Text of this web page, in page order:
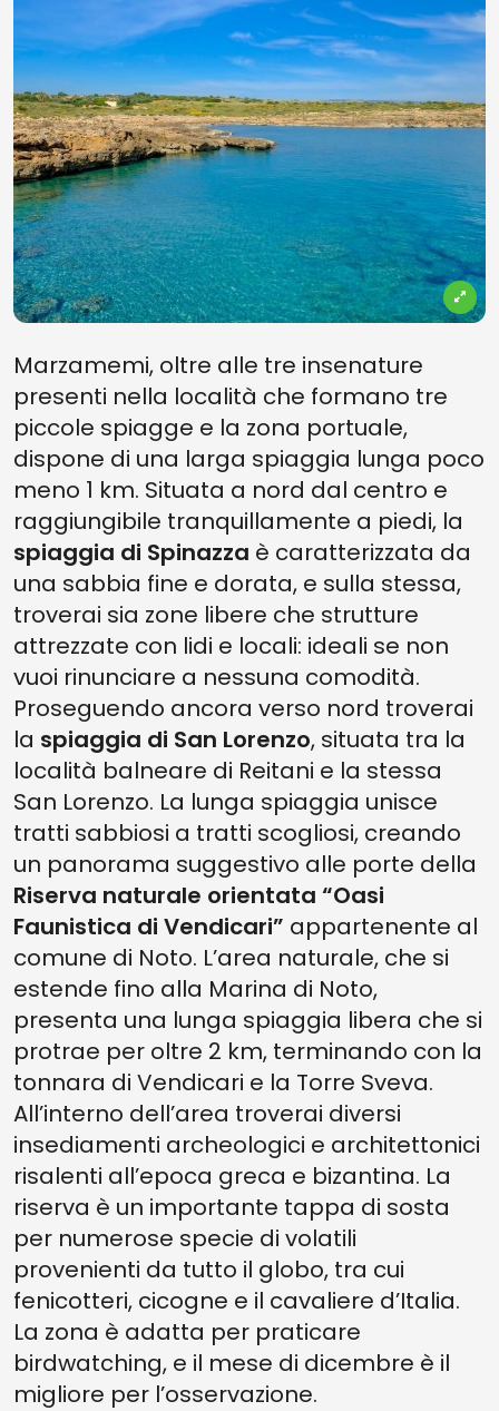
Marzamemi, oltre alle tre insenature
presenti nella località che formano tre
piccole spiagge e la zona portuale,
dispone di una larga spiaggia lunga poco
meno 1 km. Situata a nord dal centro e
raggiungibile tranquillamente a piedi, la
spiaggia di Spinazza è caratterizzata da
una sabbia fine e dorata, e sulla stessa,
troverai sia zone libere che strutture
attrezzate con lidi e locali: ideali se non
vuoi rinunciare a nessuna comodità.
Proseguendo ancora verso nord troverai
la spiaggia di San Lorenzo, situata tra la
località balneare di Reitani e la stessa
San Lorenzo. La lunga spiaggia unisce
tratti sabbiosi a tratti scogliosi, creando
un panorama suggestivo alle porte della
Riserva naturale orientata “Oasi
Faunistica di Vendicari” appartenente al
comune di Noto. L’area naturale, che si
estende fino alla Marina di Noto,
presenta una lunga spiaggia libera che si
protrae per oltre 2 km, terminando con la
tonnara di Vendicari e la Torre Sveva.
All’interno dell’area troverai diversi
insediamenti archeologici e architettonici
risalenti all’epoca greca e bizantina. La
riserva è un importante tappa di sosta
per numerose specie di volatili
provenienti da tutto il globo, tra cui
fenicotteri, cicogne e il cavaliere d’Italia.
La zona è adatta per praticare
birdwatching, e il mese di dicembre è il
migliore per l’osservazione.